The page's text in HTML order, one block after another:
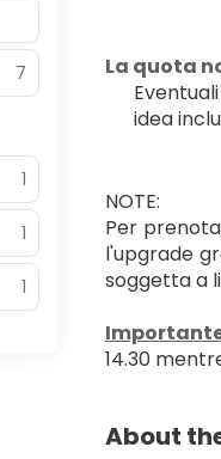
﻿La quota
idea
NOTE:
Per
l'upgrade
soggetta a
14.30
About
7
1
1
1